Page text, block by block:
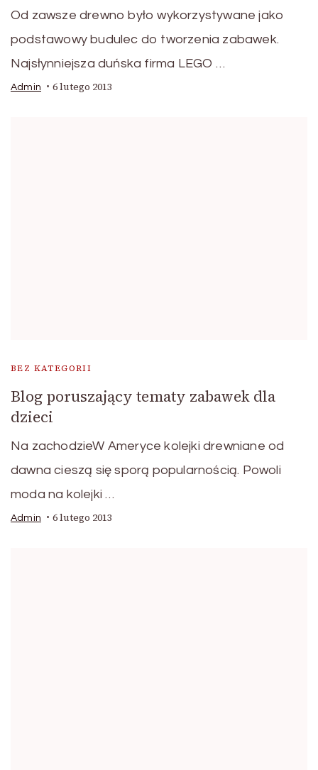
Od zawsze drewno było wykorzystywane jako
podstawowy budulec do tworzenia zabawek.
Najsłynniejsza duńska firma LEGO …
Admin 6 lutego 2013
BEZ KATEGORII
Blog poruszający tematy zabawek dla
dzieci
Na zachodzieW Ameryce kolejki drewniane od
dawna cieszą się sporą popularnością. Powoli
moda na kolejki …
Admin 6 lutego 2013